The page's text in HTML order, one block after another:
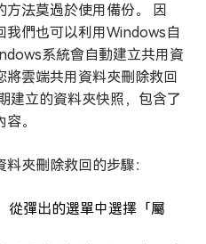
法莫過於使用備份。 因
我們也可以利用Windows自
系統會自動建立共用資
雲端共用資料夾刪除救回
建立的資料夾快照，包含了
。
夾刪除救回的步驟：
從彈出的選單中選擇「屬